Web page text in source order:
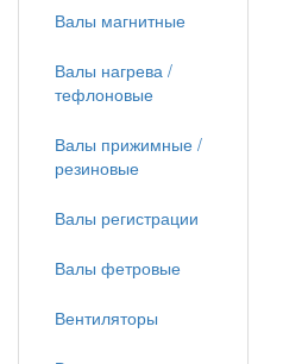
Валы магнитные
Валы нагрева /
тефлоновые
Валы прижимные /
резиновые
Валы регистрации
Валы фетровые
Вентиляторы